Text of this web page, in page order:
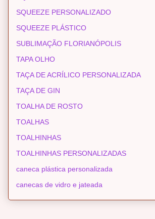
SQUEEZE PERSONALIZADO
SQUEEZE PLÁSTICO
SUBLIMAÇÃO FLORIANÓPOLIS
TAPA OLHO
TAÇA DE ACRÍLICO PERSONALIZADA
TAÇA DE GIN
TOALHA DE ROSTO
TOALHAS
TOALHINHAS
TOALHINHAS PERSONALIZADAS
caneca plástica personalizada
canecas de vidro e jateada